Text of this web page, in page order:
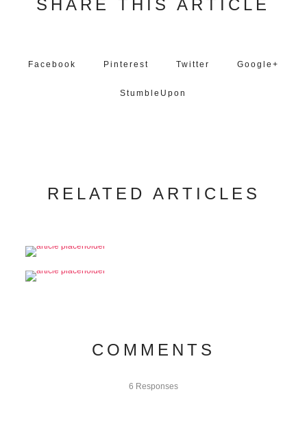
SHARE THIS ARTICLE
Facebook Pinterest Twitter Google+
StumbleUpon
RELATED ARTICLES
COMMENTS
6 Responses